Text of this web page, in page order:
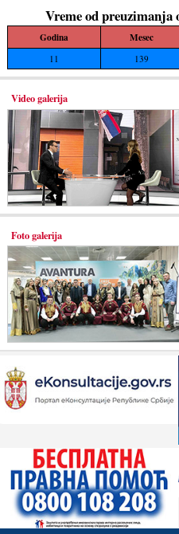
Vreme od preuzimanja
Godina Mesec
11 139
Video galerija
Foto galerija